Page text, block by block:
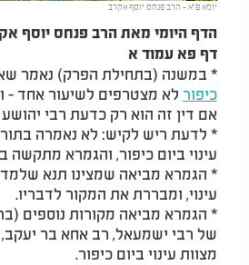
Video
יומא פ"א - הרב פנחס יוסף אקרב
הדף היומי מאת הרב פנחס יוסף
דף פא עמוד א
* במשנה (בתחילת הפרק) נאמר
כיפור לא מצטרפים לשיעור אחד -
אם דין זה הוא רק כדעת רבי
* לדעת ריש לקיש: לא נאמרה
עינוי ביום כיפור, והגמרא
* הגמרא מביאה שמצינו תנא
עינוי, ומבררת את המקור לדבריו.
* הגמרא מביאה מקורות נוספים
של רבי ישמעאל, רב אחא בר
מצוות עינוי ביום כיפור.